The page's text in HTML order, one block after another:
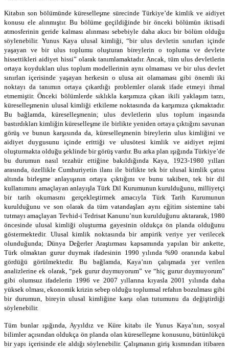
Kitabın son bölümünde küreselleşme sürecinde Türkiye’de kimlik ve aidiyet
konusu ele alınmıştır. Bu bölüme geçildiğinde bir önceki bölümün iktisadi
atmosferinin geride kalması alınması sebebiyle daha akıcı bir bölüm olduğu
söylenebilir. Yunus Kaya ulusal kimliği, “bir ulus devletin sınırları içinde
yaşayan ve bir ulus toplumu oluşturan bireylerin o topluma ve devlete
hissettikleri aidiyet hissi” olarak tanımlamaktadır. Ancak, tüm ulus devletlerin
ortaya koydukları ulus toplum modellerinin aynı olmaması ve bir ulus devlet
sınırları içerisinde yaşayan herkesin o ulusa ait olamaması gibi önemli iki
noktayı da tanımın ortaya çıkardığı problemler olarak ifade etmeyi ihmal
etmemiştir. Önceki bölümlerde sıklıkla karşımıza çıkan ikili yaklaşım tarzı,
küreselleşmenin ulusal kimliği etkileme noktasında da karşımıza çıkmaktadır.
Bu bağlamda, küreselleşmenin; ulus devletlerin ulus toplum inşasında
bastırdıkları kimliğin küreselleşme ile birlikte yeniden ortaya çıktığını savunan
görüş ve bunun karşısında da, küreselleşmenin bireylerin ulus kimliğini ve
aidiyet duygusunu içinde erittiği ve ulusötesi kimlik ve aidiyet rejimi
oluşturmakta olduğu şeklinde bir görüş vardır. Bu arka plan ışığında Türkiye’de
bu durumun nasıl tezahür ettiğine bakıldığında Kaya, 1923-1980 yılları
arasında, özellikle Cumhuriyetin ilanı ile birlikte tek bir ulusal kimlik çatısı
altında birleşme anlayışının ortaya çıktığını ve bunu takiben, tek bir dil
kullanımını amaçlayan anlayışla Türk Dil Kurumunun kurulduğunu, milliyetçi
bir tarih okumasını gerçekleştirmek amacıyla Türk Tarih Kurumunun
kurulduğunu ve son olarak da tüm vatandaşları aynı eğitim sistemine tabi
tutmayı amaçlayan Tevhid-i Tedrisat Kanunu’nun kurulduğunu aktararak, 1980
öncesinde ulusal kimliği oluşturma gayesinin oldukça ön planda olduğunu
göstermektedir. Ulusal kimlik noktasında bir ampirik veriye yer verilecek
olunduğunda; Dünya Değerler Araştırması kapsamında yapılan bir ankette,
Türk olmaktan gurur duymak ifadesinin 1990 yılında %90 oranında kabul
gördüğü görülmektedir. Bu bağlamda, Kaya’nın çalışmada yer verilen
analizlerine ek olarak, “pek gurur duymuyorum” ve “hiç gurur duymuyorum”
gibi olumsuz ifadelerin 1996 ve 2007 yıllarına kıyasla 2001 yılında daha
yüksek olması, ekonomik krizin sebep olduğu toplumsal refahın bozulması gibi
bir durumun, bireyin ulusal kimliğine karşı olan tutumunu da değiştirdiği
söylenebilir.
Tüm bunlar ışığında, Ayyıldız ve Küre kitabı ile Yunus Kaya’nın, sosyal
bilimler açısından oldukça ön planda olan küreselleşme konusunu, bütünlükçü
bir yapı içerisinde ele aldığı söylenebilir. Çalışmanın giriş kısmından itibaren